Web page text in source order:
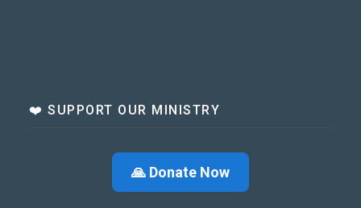
❤️ SUPPORT OUR MINISTRY
🙏 Donate Now